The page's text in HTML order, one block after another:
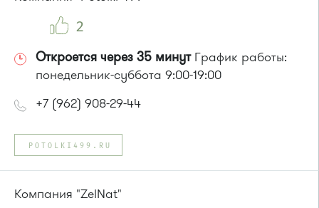
Автобус № 16*, 16К* (*посадки нет).
2
Откроется через 35 минутГрафик работы:
понедельник-суббота 9:00-19:00
+7 (962) 908-29-44
POTOLKI499.RU
Компания "ZelNat"